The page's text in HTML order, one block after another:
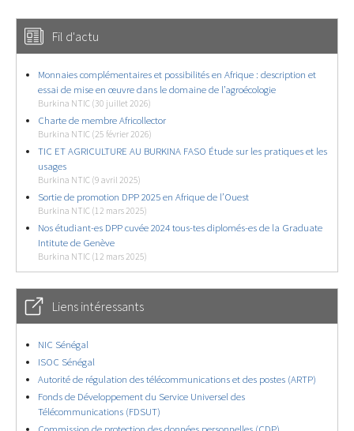
Fil d'actu
Monnaies complémentaires et possibilités en Afrique : description et
essai de mise en œuvre dans le domaine de l’agroécologie
Burkina NTIC (30 juillet 2026)
Charte de membre Africollector
Burkina NTIC (25 février 2026)
TIC ET AGRICULTURE AU BURKINA FASO Étude sur les pratiques et les
usages
Burkina NTIC (9 avril 2025)
Sortie de promotion DPP 2025 en Afrique de l’Ouest
Burkina NTIC (12 mars 2025)
Nos étudiant-es DPP cuvée 2024 tous-tes diplomés-es de la Graduate
Intitute de Genève
Burkina NTIC (12 mars 2025)
Liens intéressants
NIC Sénégal
ISOC Sénégal
Autorité de régulation des télécommunications et des postes (ARTP)
Fonds de Développement du Service Universel des
Télécommunications (FDSUT)